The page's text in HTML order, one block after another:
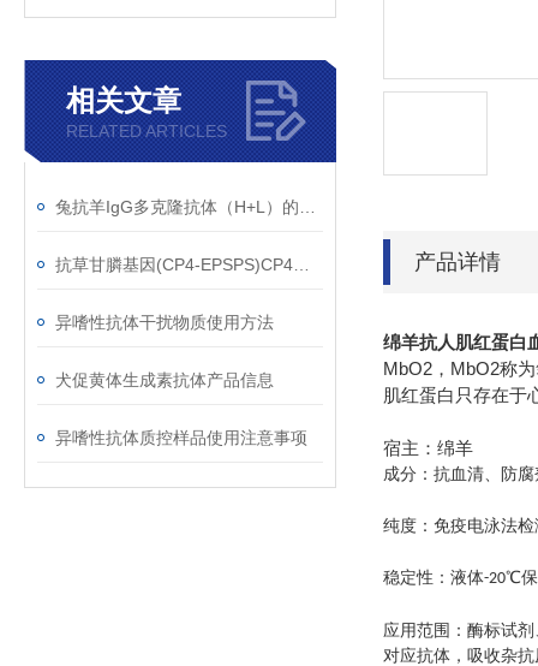
相关文章
RELATED ARTICLES
异嗜性抗体干扰物质使用方法
犬促黄体生成素抗体产品信息
异嗜性抗体质控样品使用注意事项
产品详情
绵羊抗人肌红蛋白
MbO2，MbO2称
肌红蛋白只存在于
宿主：绵羊
成分：抗血清、防腐
纯度：免疫电泳法
稳定性：液体-20℃
应用范围：酶标试
对应抗体，吸收杂